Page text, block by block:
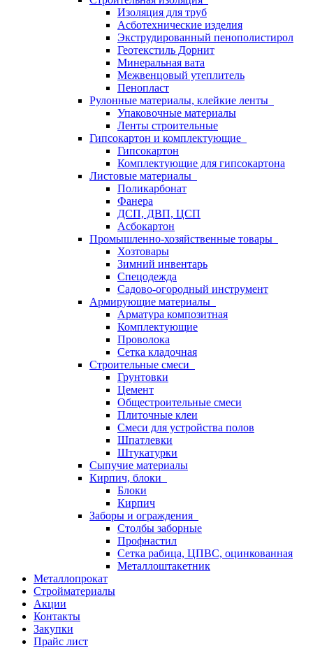
Изоляция для труб
Асботехнические изделия
Экструдированный пенополистирол
Геотекстиль Дорнит
Минеральная вата
Межвенцовый утеплитель
Пенопласт
Рулонные материалы, клейкие ленты
Упаковочные материалы
Ленты строительные
Гипсокартон и комплектующие
Гипсокартон
Комплектующие для гипсокартона
Листовые материалы
Поликарбонат
Фанера
ДСП, ДВП, ЦСП
Асбокартон
Промышленно-хозяйственные товары
Хозтовары
Зимний инвентарь
Спецодежда
Садово-огородный инструмент
Армирующие материалы
Арматура композитная
Комплектующие
Проволока
Сетка кладочная
Строительные смеси
Грунтовки
Цемент
Общестроительные смеси
Плиточные клеи
Смеси для устройства полов
Шпатлевки
Штукатурки
Сыпучие материалы
Кирпич, блоки
Блоки
Кирпич
Заборы и ограждения
Столбы заборные
Профнастил
Сетка рабица, ЦПВС, оцинкованная
Металлоштакетник
Металлопрокат
Стройматериалы
Акции
Контакты
Закупки
Прайс лист